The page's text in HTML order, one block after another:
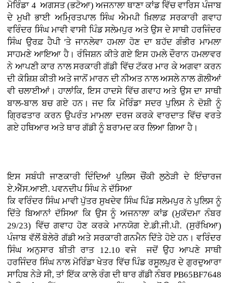
ਮੋਰਿੰਡਾ 4 ਅਗਸਤ (ਭਟੋਆ)ਅਜਨਾਲਾ ਥਾਣਾ ਕਾਂਡ ਵਿੱਚ ਵਾਰਿਸ ਪੰਜਾਬ
ਦੇ ਮੁਖੀ ਭਾਈ ਅਮ੍ਰਿਤਪਾਲ ਸਿੰਘ ਐਮਪੀ ਖ਼ਿਲਾਫ਼ ਸਰਕਾਰੀ ਗਵਾਹ
ਵਰਿੰਦਰ ਸਿੰਘ ਮਾਵੀ ਵਾਸੀ ਪਿੰਡ ਸਲੇਮਪੁਰ ਅਤੇ ਉਸ ਦੇ ਸਾਥੀ ਹਰਜਿੰਦਰ
ਸਿੰਘ ਉਰਫ਼ ਹੈਪੀ 'ਤੇ ਜਾਨਲੇਵਾ ਹਮਲਾ ਹੋਣ ਦਾ ਬਹੱਦ ਗੰਭੀਰ ਮਾਮਲਾ
ਸਾਹਮਣੇ ਆਇਆ ਹੈ। ਰੰਜਿਸ਼ਨ ਕੀਤੇ ਗਏ ਇਸ ਹਮਲੇ ਦੌਰਾਨ ਹਮਲਾਵਰ
ਨੇ ਆਪਣੀ ਕਾਰ ਨਾਲ ਸਰਕਾਰੀ ਗੱਡੀ ਵਿੱਚ ਟੱਕਰ ਮਾਰ ਕੇ ਅਗਵਾ ਕਰਨ
ਦੀ ਕੋਸ਼ਿਸ਼ ਕੀਤੀ ਅਤੇ ਜਾਨੋਂ ਮਾਰਨ ਦੀ ਨੀਅਤ ਨਾਲ ਅਸਲੇ ਨਾਲ ਗੋਲੀਆਂ
ਵੀ ਚਲਾਈਆਂ। ਹਾਲਾਂਕਿ, ਇਸ ਹਾਦਸੇ ਵਿੱਚ ਗਵਾਹ ਅਤੇ ਉਸ ਦਾ ਸਾਥੀ
ਬਾਲ-ਬਾਲ ਬਚ ਗਏ ਹਨ। ਜਦ ਕਿ ਮੋਰਿੰਡਾ ਸਦਰ ਪੁਲਿਸ ਨੇ ਦੋਸ਼ੀ ਨੂੰ
ਗ੍ਰਿਫਤਾਰ ਕਰਨ ਉਪਰੰਤ ਮਾਮਲਾ ਦਰਜ ਕਰਕੇ ਵਾਰਦਾਤ ਵਿੱਚ ਵਰਤੇ
ਗਏ ਹਥਿਆਰ ਅਤੇ ਥਾਰ ਗੱਡੀ ਨੂੰ ਬਰਾਮਦ ਕਰ ਲਿਆ ਗਿਆ ਹੈ।
ਇਸ ਸਬੰਧੀ ਜਾਣਕਾਰੀ ਦਿੰਦਿਆਂ ਪੁਲਿਸ ਚੌਂਕੀ ਲੁਠੇੜੀ ਦੇ ਇੰਚਾਰਜ
ਏ.ਐੱਸ.ਆਈ. ਪਵਨਦੀਪ ਸਿੰਘ ਨੇ ਦੱਸਿਆ
ਕਿ ਵਰਿੰਦਰ ਸਿੰਘ ਮਾਵੀ ਪੁੱਤਰ ਸੁਖਦੇਵ ਸਿੰਘ ਪਿੰਡ ਸਲੇਮਪੁਰ ਨੇ ਪੁਲਿਸ ਨੂੰ
ਦਿੱਤੇ ਬਿਆਨਾਂ ਦੱਸਿਆ ਕਿ ਉਸ ਨੂੰ ਅਜਨਾਲਾ ਕਾਂਡ (ਮੁਕੱਦਮਾ ਨੰਬਰ
29/23) ਵਿੱਚ ਗਵਾਹ ਹੋਣ ਕਰਕੇ ਮਾਨਯੋਗ ਏ.ਡੀ.ਜੀ.ਪੀ. (ਸੁਰੱਖਿਆ)
ਪੰਜਾਬ ਵੱਲੋਂ ਬੋਲੇਰੋ ਗੱਡੀ ਅਤੇ ਸਰਕਾਰੀ ਗਨਮੈਨ ਦਿੱਤੇ ਹੋਏ ਹਨ। ਵਰਿੰਦਰ
ਸਿੰਘ ਅਨੁਸਾਰ ਬੀਤੀ ਰਾਤ 12.10 ਵਜੇ ਜਦੋਂ ਉਹ ਆਪਣੇ ਸਾਥੀ
ਹਰਜਿੰਦਰ ਸਿੰਘ ਨਾਲ ਮੋਰਿੰਡਾ ਖੇਤਰ ਵਿੱਚ ਪਿੰਡ ਰਸੂਲਪੁਰ ਦੇ ਗੁਰਦੁਆਰਾ
ਸਾਹਿਬ ਨੇੜੇ ਸੀ, ਤਾਂ ਇੱਕ ਕਾਲੇ ਰੰਗ ਦੀ ਥਾਰ ਗੱਡੀ ਨੰਬਰ PB65BF7648